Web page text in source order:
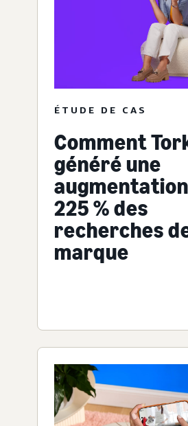
ÉTUDE DE CAS
Comment
généré une
225 % des
recherches
marque